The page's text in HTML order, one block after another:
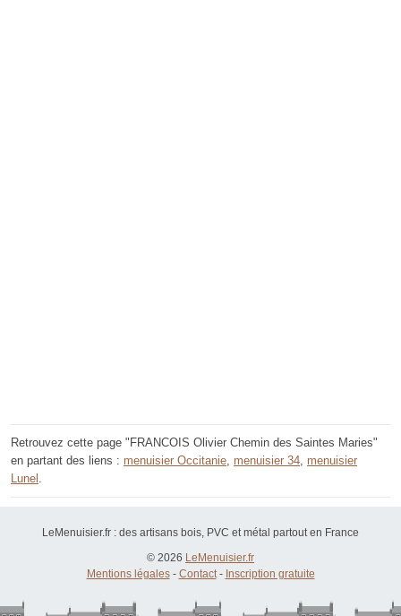
Retrouvez cette page "FRANCOIS Olivier Chemin des Saintes Maries"
en partant des liens : menuisier Occitanie, menuisier 34, menuisier
Lunel .
LeMenuisier.fr : des artisans bois, PVC et métal partout en France
© 2026 LeMenuisier.fr
Mentions légales- Contact- Inscription gratuite